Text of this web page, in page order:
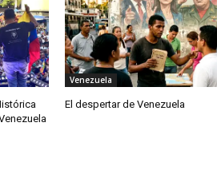
Venezuela
El despertar de Venezuela